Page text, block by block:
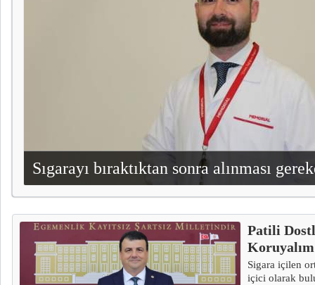
Sıgarayı bıraktıktan sonra alınması
Patili
Sigara içilen
içici olarak